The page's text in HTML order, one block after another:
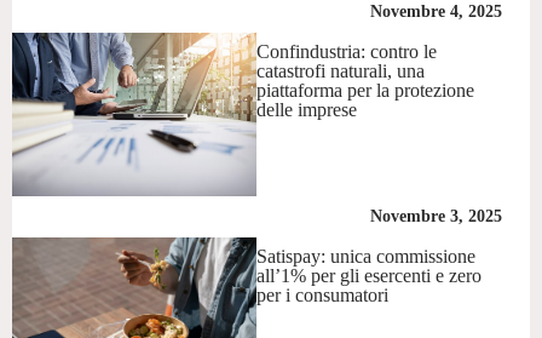
Novembre 4, 2025
Confindustria: contro le
catastrofi naturali, una
piattaforma per la protezione
delle imprese
Novembre 3, 2025
Satispay: unica commissione
all’1% per gli esercenti e zero
per i consumatori